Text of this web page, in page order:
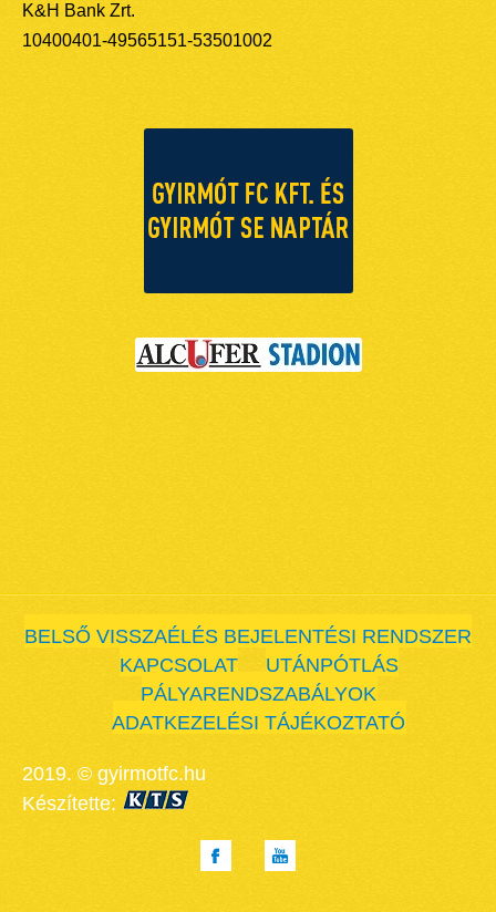
K&H Bank Zrt.
10400401-49565151-53501002
BELSŐ VISSZAÉLÉS BEJELENTÉSI RENDSZER
KAPCSOLAT
UTÁNPÓTLÁS
PÁLYARENDSZABÁLYOK
ADATKEZELÉSI TÁJÉKOZTATÓ
2019. © gyirmotfc.hu
Készítette: